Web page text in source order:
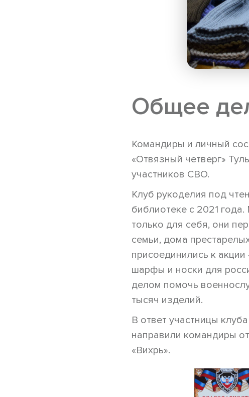
Общее
Командиры и личный
«Отвязный четверг»
участников СВО.
Клуб рукоделия под
библиотеке с 2021
только для себя, они
семьи, дома
присоединились к
шарфы и носки для
делом помочь
тысяч изделий.
В ответ участницы
направили командиры
«Вихрь».